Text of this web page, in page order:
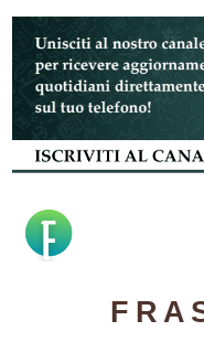
Vai
contenuto